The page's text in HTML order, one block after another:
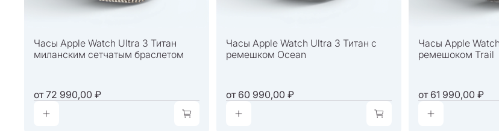
Часы Apple Watch Ultra 3 Титан
миланским сетчатым браслетом
от72 990,00 ₽
Часы Apple Watch Ultra 3 Титан с
ремешком Ocean
от60 990,00 ₽
Часы Apple
ремешоком Trail
от61 990,00 ₽